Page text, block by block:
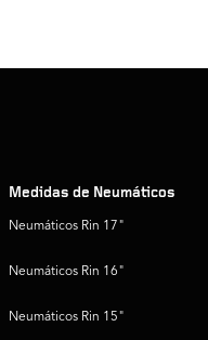
Medidas de Neumáticos
Neumáticos Rin 17"
Neumáticos Rin 16"
Neumáticos Rin 15"